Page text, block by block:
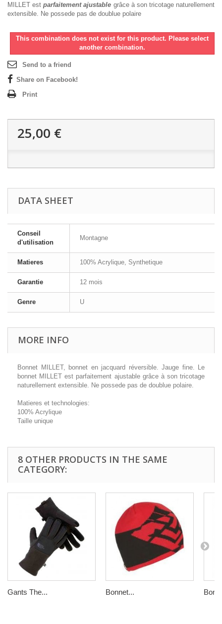
MILLET estparfaitement ajustable grâce à son tricotage naturellement
extensible. Ne possede pas de doublue polaire
This combination does not exist for this product. Please select
another combination.
Send to a friend
Share on Facebook!
Print
25,00 €
DATA SHEET
Conseil
d'utilisation
Montagne
Matieres 100% Acrylique, Synthetique
Garantie 12 mois
Genre U
MORE INFO
Bonnet MILLET, bonnet en jacquard réversible. Jauge fine. Le
bonnet MILLET est parfaitement ajustable grâce à son tricotage
naturellement extensible. Ne possede pas de doublue polaire.
Matieres et technologies:
100% Acrylique
Taille unique
8 OTHER PRODUCTS IN THE SAME
CATEGORY:
Gants The... Bonnet...